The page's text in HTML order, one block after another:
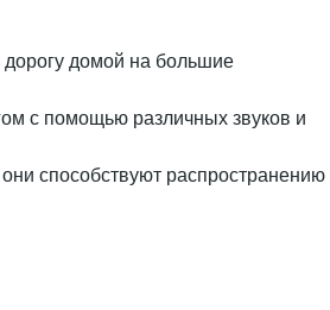
домой на большие
с помощью различных звуков и
способствуют распространению